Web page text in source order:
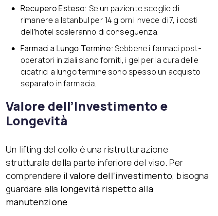
Recupero Esteso: Se un paziente sceglie di
rimanere a Istanbul per 14 giorni invece di 7, i costi
dell’hotel scaleranno di conseguenza.
Farmaci a Lungo Termine: Sebbene i farmaci post-
operatori iniziali siano forniti, i gel per la cura delle
cicatrici a lungo termine sono spesso un acquisto
separato in farmacia.
Valore dell’Investimento e
Longevità
Un lifting del collo è una ristrutturazione
strutturale della parte inferiore del viso. Per
comprendere il valore dell’investimento, bisogna
guardare alla longevità rispetto alla
manutenzione.